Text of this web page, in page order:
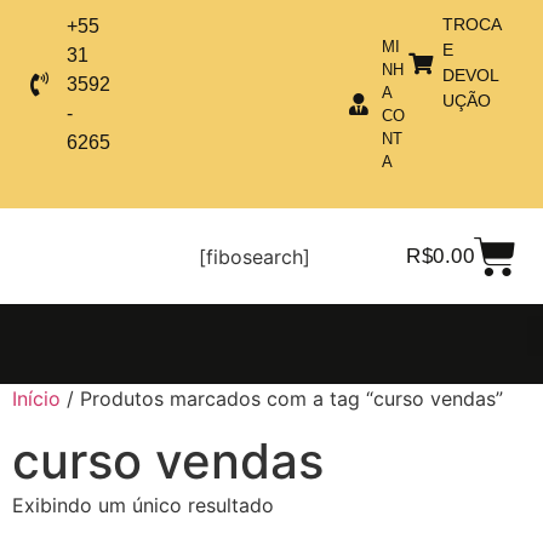
+55
31
3592
-
6265
MI
NH
A
CO
NT
A
TROCA
E
DEVOL
UÇÃO
[fibosearch] R$0.00
Início / Produtos marcados com a tag “curso vendas”
curso vendas
Exibindo um único resultado